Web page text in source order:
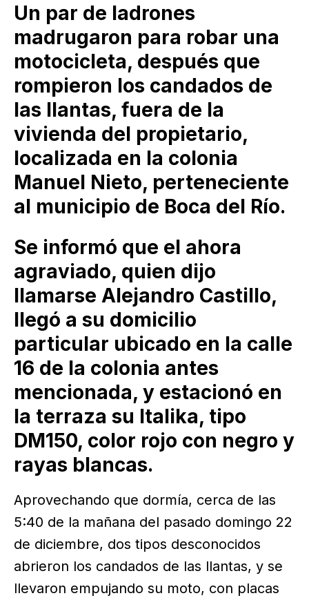
Un par de ladrones
madrugaron para robar una
motocicleta, después que
rompieron los candados de
las llantas, fuera de la
vivienda del propietario,
localizada en la colonia
Manuel Nieto, perteneciente
al municipio de Boca del Río.
Se informó que el ahora
agraviado, quien dijo
llamarse Alejandro Castillo,
llegó a su domicilio
particular ubicado en la calle
16 de la colonia antes
mencionada, y estacionó en
la terraza su Italika, tipo
DM150, color rojo con negro y
rayas blancas.
Aprovechando que dormía, cerca de las
5:40 de la mañana del pasado domingo 22
de diciembre, dos tipos desconocidos
abrieron los candados de las llantas, y se
llevaron empujando su moto, con placas